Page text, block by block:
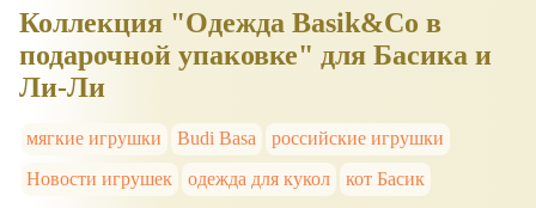
Коллекция "Одежда Basik&Co в
подарочной упаковке" для Басика и
Ли-Ли
мягкие игрушки Budi Basa
российские игрушки
Новости игрушек
одежда для кукол кот Басик